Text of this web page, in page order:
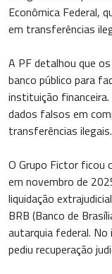
Econômica Federal,
em transferências
A PF detalhou que
banco público para
instituição financeira.
dados falsos em
transferências ilegais.
O Grupo Fictor ficou
em novembro de
liquidação
BRB (Banco de
autarquia federal.
pediu recuperação